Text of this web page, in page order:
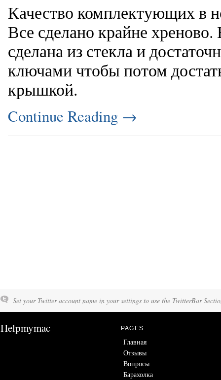
Качество комплектующих в
Все сделано крайне
сделана из стекла и
ключами чтобы потом
крышкой.
Continue Reading →
Set your Twitter account name in your settings to use the TwitterBar
Helpmymac PAGES
Главная
Отзывы
Вопросы
Барахолка